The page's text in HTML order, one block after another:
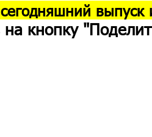
выпуск
кнопку